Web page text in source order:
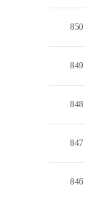
850
849
848
847
846